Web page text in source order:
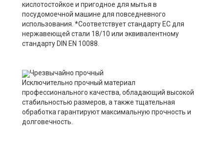
кислотостойкое и пригодное для мытья в
посудомоечной машине для повседневного
использования. *Соответствует стандарту ЕС для
нержавеющей стали 18/10 или эквивалентному
стандарту DIN EN 10088.
Чрезвычайно прочный
Исключительно прочный материал
профессионального качества, обладающий высокой
стабильностью размеров, а также тщательная
обработка гарантируют максимальную прочность и
долговечность.